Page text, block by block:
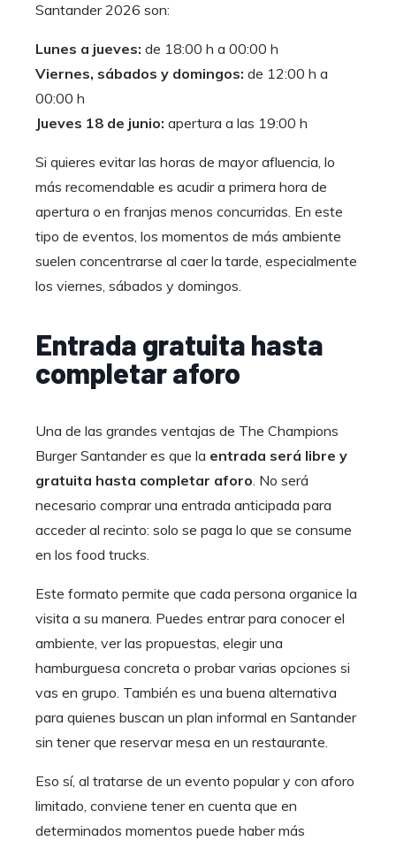
Santander 2026 son:
Lunes a jueves: de 18:00 h a 00:00 h
Viernes, sábados y domingos: de 12:00 h a
00:00 h
Jueves 18 de junio: apertura a las 19:00 h
Si quieres evitar las horas de mayor afluencia, lo
más recomendable es acudir a primera hora de
apertura o en franjas menos concurridas. En este
tipo de eventos, los momentos de más ambiente
suelen concentrarse al caer la tarde, especialmente
los viernes, sábados y domingos.
Entrada gratuita hasta
completar aforo
Una de las grandes ventajas de The Champions
Burger Santander es que la entrada será libre y
gratuita hasta completar aforo. No será
necesario comprar una entrada anticipada para
acceder al recinto: solo se paga lo que se consume
en los food trucks.
Este formato permite que cada persona organice la
visita a su manera. Puedes entrar para conocer el
ambiente, ver las propuestas, elegir una
hamburguesa concreta o probar varias opciones si
vas en grupo. También es una buena alternativa
para quienes buscan un plan informal en Santander
sin tener que reservar mesa en un restaurante.
Eso sí, al tratarse de un evento popular y con aforo
limitado, conviene tener en cuenta que en
determinados momentos puede haber más